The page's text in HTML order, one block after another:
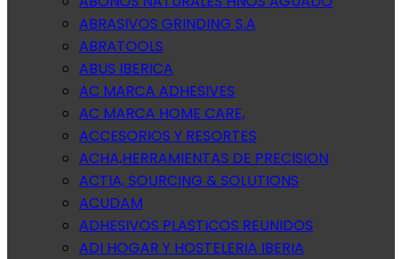
ABRASIVOS GRINDING S.A
ABRATOOLS
ABUS IBERICA
AC MARCA ADHESIVES
AC MARCA HOME CARE,
ACCESORIOS Y RESORTES
ACHA,HERRAMIENTAS DE PRECISION
ACTIA, SOURCING & SOLUTIONS
ACUDAM
ADHESIVOS PLASTICOS REUNIDOS
ADI HOGAR Y HOSTELERIA IBERIA